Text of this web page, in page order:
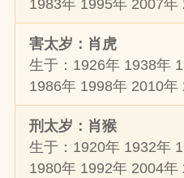
1983年 1995年 2007年
害太岁：肖虎
生于：1926年 1938年
1986年 1998年 2010年
刑太岁：肖猴
生于：1920年 1932年
1980年 1992年 2004年